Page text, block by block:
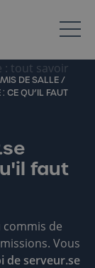
dans l’Horeca
DE SALLE/
CE QU’IL FAUT
faut
de
Vous
de serveur.se